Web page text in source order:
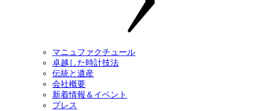
マニュファクチュール
卓越した時計技法
伝統と遺産
会社概要
新着情報＆イベント
プレス